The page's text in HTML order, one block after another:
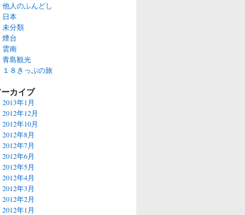
他人のふんどし
日本
未分類
煙台
雲南
青島観光
１８きっぷの旅
カイブ
2013年1月
2012年12月
2012年10月
2012年8月
2012年7月
2012年6月
2012年5月
2012年4月
2012年3月
2012年2月
2012年1月